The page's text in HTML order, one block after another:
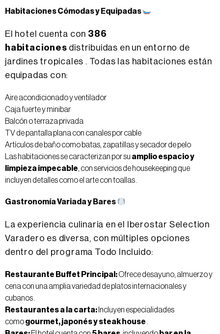
Habitaciones Cómodas y Equipadas
El hotel cuenta con 386
habitaciones distribuidas en un entorno de
jardines tropicales . Todas las habitaciones están
equipadas con:
Aire acondicionado y ventilador
Caja fuerte y minibar
Balcón o terraza privada
TV de pantalla plana con canales por cable
Artículos de baño como batas, zapatillas y secador de pelo
Las habitaciones se caracterizan por su amplio espacio y
limpieza impecable , con servicios de housekeeping que
incluyen detalles como el arte con toallas .
Gastronomía Variada y Bares
La experiencia culinaria en el Iberostar Selection
Varadero es diversa, con múltiples opciones
dentro del programa Todo Incluido:
Restaurante Buffet Principal:Ofrece desayuno, almuerzo y
cena con una amplia variedad de platos internacionales y
cubanos .
Restaurantes a la carta: Incluyen especialidades
comogourmet, japonés y steak house